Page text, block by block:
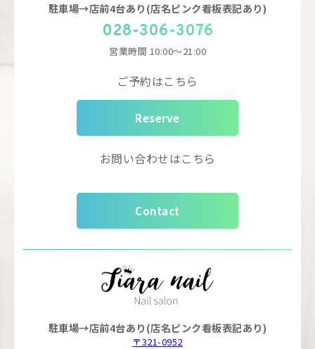
駐車場→店前4台あり(店名ピンク看板表記あり)
028-306-3076
営業時間 10:00～21:00
ご予約はこちら
Reserve
お問い合わせはこちら
Contact
駐車場→店前4台あり(店名ピンク看板表記あり)
〒321-0952